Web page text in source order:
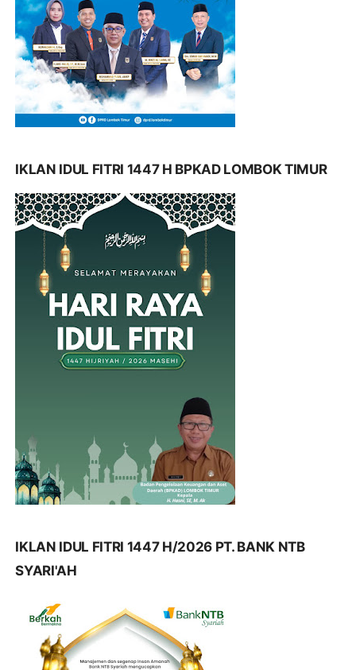
IKLAN IDUL FITRI 1447 H BPKAD LOMBOK TIMUR
IKLAN IDUL FITRI 1447 H/2026 PT. BANK NTB
SYARI'AH